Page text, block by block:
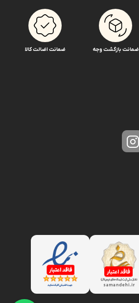
ضمانت بازگشت وجه ضمانت اضالت کالا